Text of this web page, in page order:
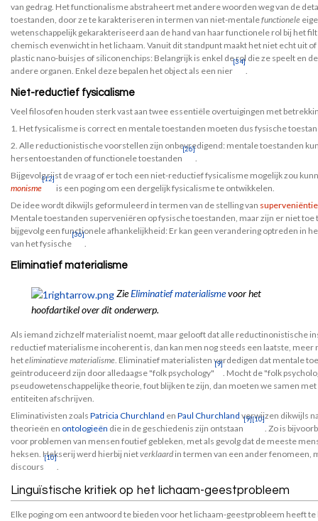
van gedrag. Het functionalisme abstraheert met andere woorden weg van de
toestanden, door ze te karakteriseren in termen van niet-mentalefunctionele
wetenschappelijk gekarakteriseerd aan de hand van haar functionele rol bij het
chemisch evenwicht in het lichaam. Vanuit dit standpunt maakt het niet echt uit
plastic nano-buisjes of siliconenchips: Belangrijk is enkel de rol die ze speelt en
andere organen. Enkel deze bepalen het object als een nier
[34]
Niet-reductief fysicalisme
Veel filosofen houden sterk vast aan twee essentiële overtuigingen met
1. Het fysicalisme is correct en mentale toestanden moeten dus fysische
2. Alle reductionistische voorstellen zijn onbevredigend: mentale toestanden
hersentoestanden of functionele toestanden
[26]
Bijgevolg rijst de vraag of er toch een niet-reductief fysicalisme mogelijk zou
monisme
[12]
is een poging om een dergelijk fysicalisme te ontwikkelen.
De idee wordt dikwijls geformuleerd in termen van de stelling van superveniëntie
Mentale toestanden superveniëren op fysische toestanden, maar zijn er niet
bijgevolg een functionele afhankelijkheid: Er kan geen verandering optreden in
van het fysische
[36]
Eliminatief materialisme
ZieEliminatief materialismevoor het
hoofdartikel over dit onderwerp.
Als iemand zichzelf materialist noemt, maar gelooft dat alle reductinonistische
reductief materialisme incoherent is, dan kan men nog steeds een laatste,
heteliminatieve materialisme . Eliminatief materialisten verdedigen dat mentale
geïntroduceerd zijn door alledaagse "folk psychology"
[9]
. Mocht de "folk
pseudowetenschappelijke theorie, fout blijken te zijn, dan moeten we samen
entiteiten afschrijven.
Eliminativisten zoals Patricia Churchland en Paul Churchland verwijzen dikwijls
theorieën en ontologieën die in de geschiedenis zijn ontstaan
[9][10]
. Zo is
voor problemen van mensen foutief gebleken, met als gevolg dat de meeste
heksen. Hekserij werd hierbij nietverklaard in termen van een ander fenomeen,
discours
[10]
Linguïstische kritiek op het lichaam-geestprobleem
Elke poging om een antwoord te bieden voor het lichaam-geestprobleem heeft